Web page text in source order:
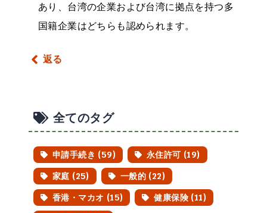
あり、台湾の企業および台湾に拠点を持つ多
国籍企業はどちらも認められます。
返る
全てのタグ
申請手続き (59)
永住許可 (19)
家庭 (25)
一般的 (22)
香港・マカオ (15)
健康保険 (11)